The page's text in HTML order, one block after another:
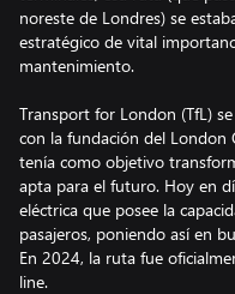
noreste de Londres) se
estratégico de vital
mantenimiento.
Transport for London (TfL)
con la fundación del London
tenía como objetivo
apta para el futuro. Hoy en
eléctrica que posee la
pasajeros, poniendo así en
En 2024, la ruta fue
line.